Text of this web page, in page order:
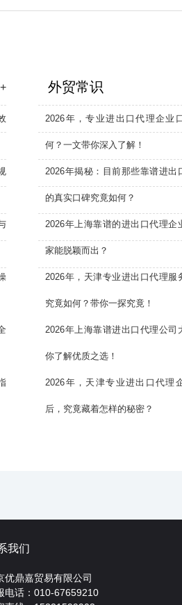
外贸常识
2026年，专业进出口代理企业
何？一文带你深入了解！
2026年揭秘：目前那些靠谱进出
的真实口碑究竟如何？
2026年上海靠谱的进出口代理企
家能脱颖而出？
2026年，天津专业进出口代理服
究竟如何？带你一探究竟！
2026年上海靠谱进出口代理公司
你了解优质之选！
2026年，天津专业进出口代理
后，究竟藏着怎样的秘密？
我们
优鼎嘉贸易有限公司
电话：010-67659210